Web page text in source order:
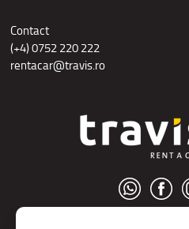
Contact
(+4) 0752 220 222
rentacar@travis.ro